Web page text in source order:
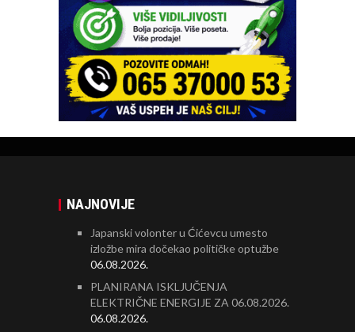
NAJNOVIJE
Japanski volonter u Ćićevcu umesto
izložbe mira dočekao političke optužbe
06.08.2026.
PLANIRANA ISKLJUČENJA
ELEKTRIČNE ENERGIJE ZA 06.08.2026.
06.08.2026.